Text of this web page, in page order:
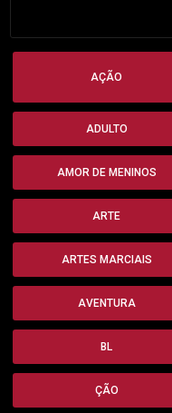
AÇÃO
ADULTO
AMOR DE MENINOS
ARTE
ARTES MARCIAIS
AVENTURA
BL
ÇÃO